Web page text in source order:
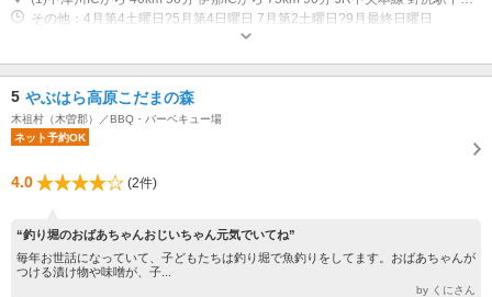
その他：4月第4土曜日?5月第4日曜日 7月第2土曜日?9月最終日曜日
5 やぶはら高原こだまの森
木祖村（木曽郡）／BBQ・バーベキュー場
ネット予約OK
4.0 (2件)
“釣り堀のおばあちゃんおじいちゃん元気でいてね”
毎年お世話になっていて、子どもたちは釣り堀で魚釣りをしてます。おばあちゃんが
つける漬け物や味噌が、子...
by くにさん